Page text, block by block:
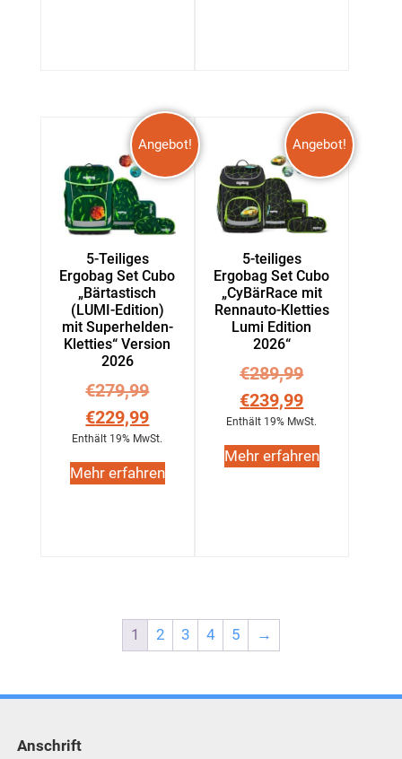
Angebot!
5-Teiliges
Ergobag Set Cubo
„Bärtastisch
(LUMI-Edition)
mit Superhelden-
Kletties“ Version
2026
€279,99
€229,99
Enthält 19% MwSt.
Mehr erfahren
Angebot!
5-teiliges
Ergobag Set Cubo
„CyBärRace mit
Rennauto-Kletties
Lumi Edition
2026“
€289,99
€239,99
Enthält 19% MwSt.
Mehr erfahren
1 2 3 4 5 →
Anschrift